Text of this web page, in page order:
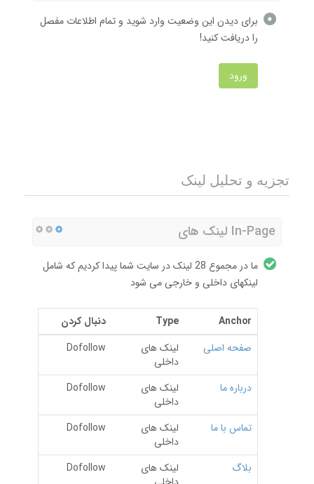
برای دیدن این وضعیت وارد شوید و تمام اطلاعات مفصل
را دریافت کنید!
ورود
تجزیه و تحلیل لینک
In-Page لینک های
ما در مجموع 28 لینک در سایت شما پیدا کردیم که شامل
لینکهای داخلی و خارجی می شود
Anchor
Type
دنبال کردن
صفحه اصلی
لینک های
داخلی
Dofollow
درباره ما
لینک های
داخلی
Dofollow
تماس با ما
لینک های
داخلی
Dofollow
بلاگ
لینک های
Dofollow